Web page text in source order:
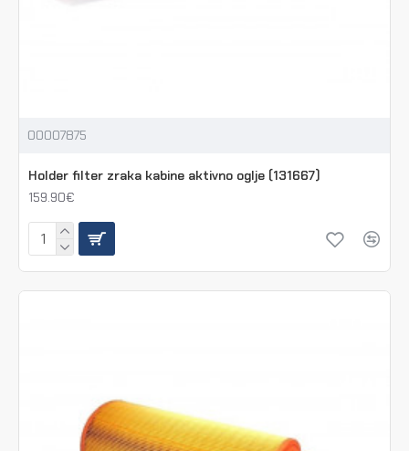
00007875
Holder filter zraka kabine aktivno oglje (131667)
159.90€